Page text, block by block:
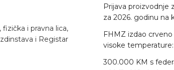
i pravna lica,
i Registar
Prijava proizvodnje
za 2026. godinu na
FHMZ izdao
visoke
300.000 KM s